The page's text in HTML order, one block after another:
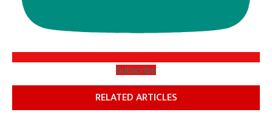
Subscribe
RELATED ARTICLES